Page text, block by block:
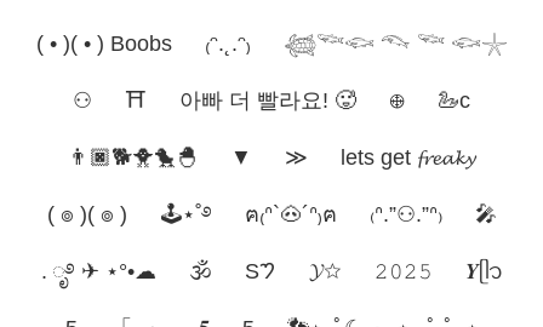
( • )( • ) Boobs ₍ᵔ.˛.ᵔ₎ 𓆉𓆝𓆟 𓆞 𓆝 𓆟𓇼
⚇ ⛩️ 아빠 더 빨라요! 🥵 𖣨 🦢c
👨🏿🐕🐥🐤🐣 ▼ ≫ lets get 𝓯𝓻𝓮𝓪𝓴𝔂
( ๏ )( ๏ ) 🕹️⋆˚࿔ ฅ₍ᐢ`🐽´ᐢ₎ฅ ₍ᐢ.”⚇.”ᐢ₎ 🎤︎︎
. ೃ࿔ ✈︎ ⋆°•☁︎ 🕉️ S𑁤 𝓨☆ 𝟸𝟶𝟸𝟻 𝒀ᥫ᭡